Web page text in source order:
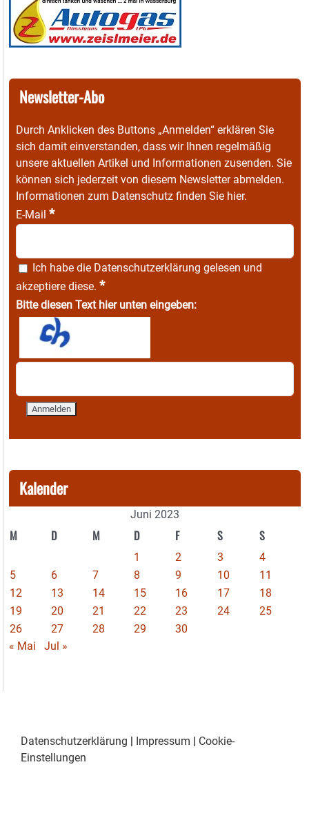
Newsletter-Abo
Durch Anklicken des Buttons „Anmelden“ erklären Sie
sich damit einverstanden, dass wir Ihnen regelmäßig
unsere aktuellen Artikel und Informationen zusenden. Sie
können sich jederzeit von diesem Newsletter abmelden.
Informationen zum Datenschutz finden Sie hier.
E-Mail *
Ich habe die Datenschutzerklärung gelesen und
akzeptiere diese. *
Bitte diesen Text hier unten eingeben:
Kalender
Juni 2023
M D M D F S S
1 2 3
4
5
6 7 8 9 10
11
12
13 14 15 16 17
18
19
20 21 22 23 24
25
26
27 28 29
30
« Mai
Jul »
Datenschutzerklärung | Impressum | Cookie-
Einstellungen